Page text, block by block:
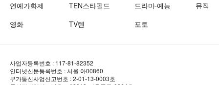
연예가화제 TEN스타필드 드라마·예능
뮤직
영화
TV텐 포토
사업자등록번호 : 117-81-82352
인터넷신문등록번호 : 서울 아00860
부가통신사업신고번호 : 2-01-13-0003호